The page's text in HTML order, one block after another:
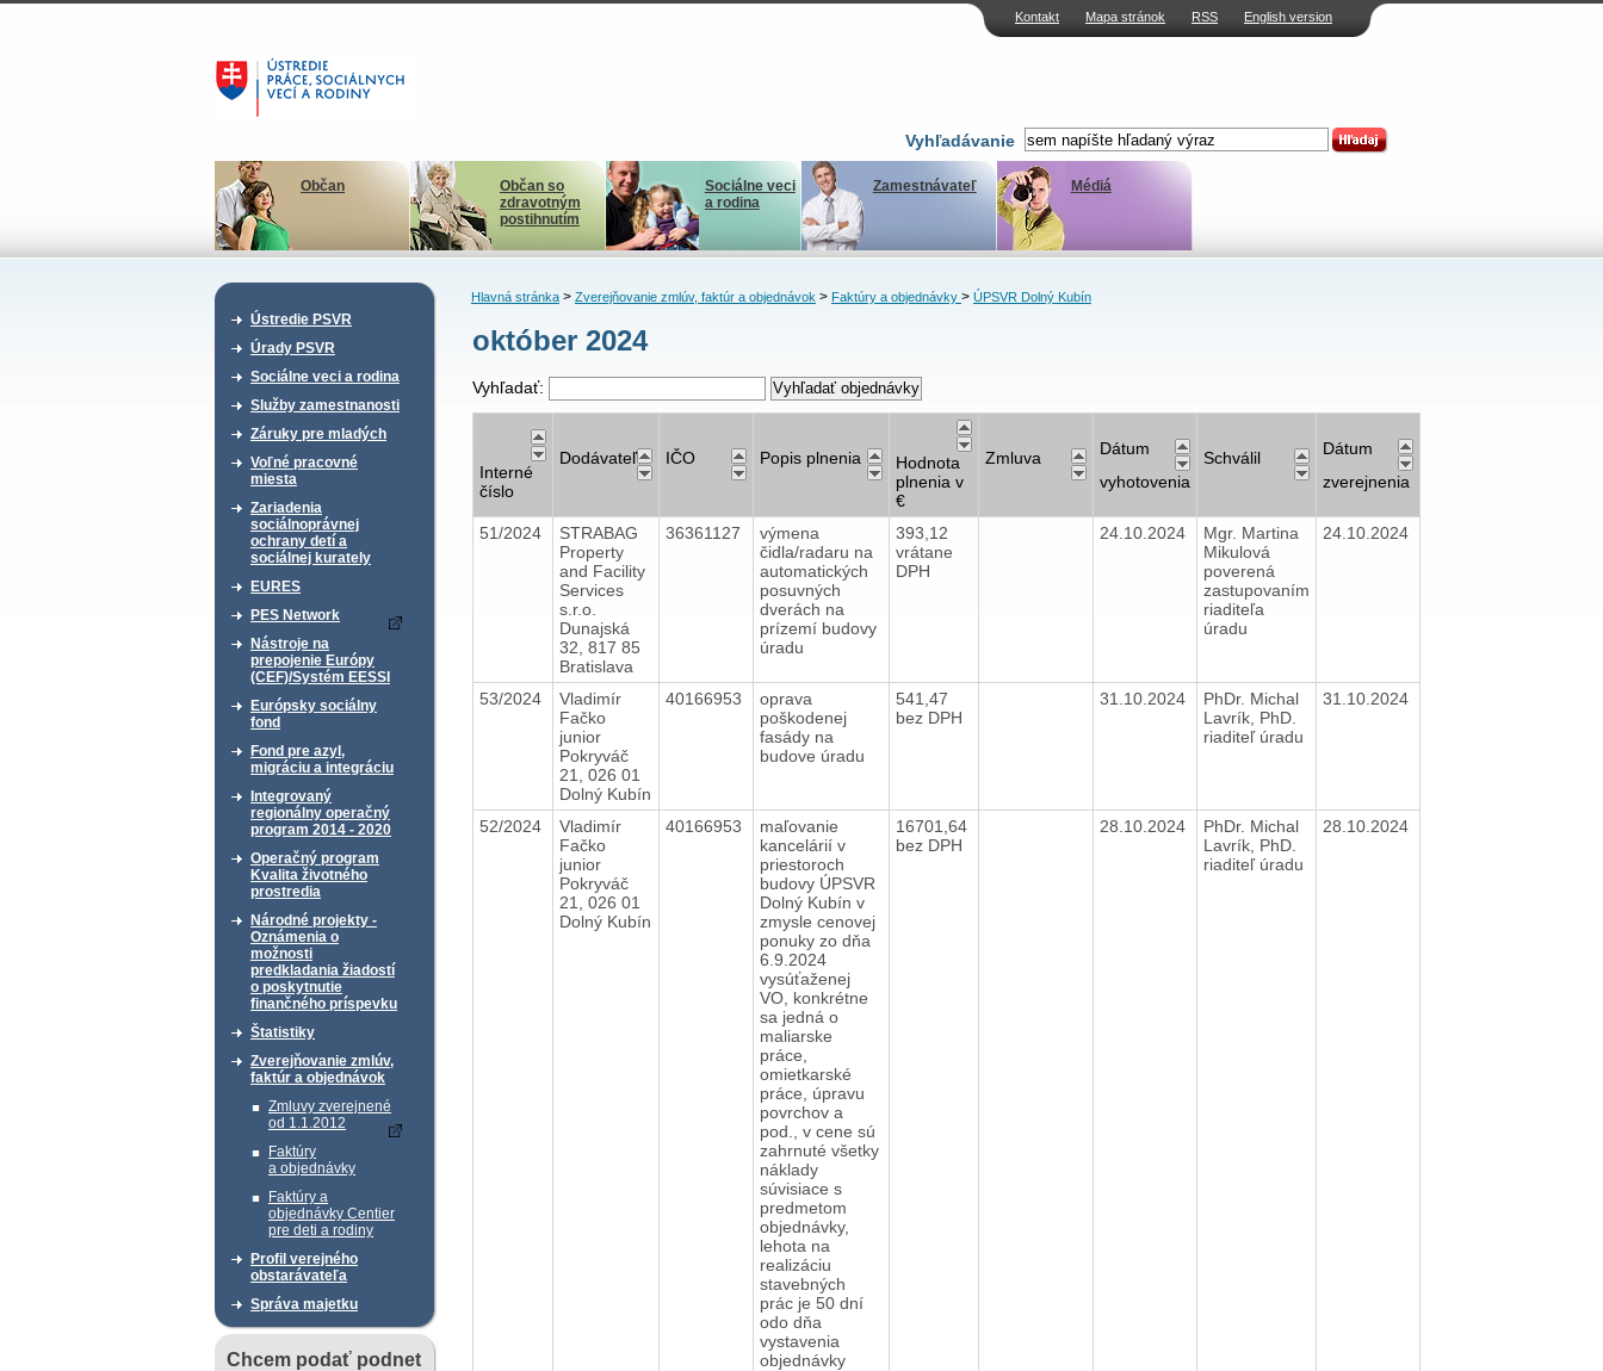
Kontakt Mapa stránok RSS English version
Vyhľadávanie
Občan
Občan so
zdravotným
postihnutím
Sociálne veci
a rodina
Zamestnávateľ Médiá
Ústredie PSVR
Úrady PSVR
Sociálne veci a rodina
Služby zamestnanosti
Záruky pre mladých
Voľné pracovné
miesta
Zariadenia
sociálnoprávnej
ochrany detí a
sociálnej kurately
EURES
PES Network
Nástroje na
prepojenie Európy
(CEF)/Systém EESSI
Európsky sociálny
fond
Fond pre azyl,
migráciu a integráciu
Integrovaný
regionálny operačný
program 2014 - 2020
Operačný program
Kvalita životného
prostredia
Národné projekty -
Oznámenia o
možnosti
predkladania žiadostí
o poskytnutie
finančného príspevku
Štatistiky
Zverejňovanie zmlúv,
faktúr a objednávok
Zmluvy zverejnené
od 1.1.2012
Faktúry
a objednávky
Faktúry a
objednávky Centier
pre deti a rodiny
Profil verejného
obstarávateľa
Správa majetku
Chcem podať podnet
Hlavná stránka> Zverejňovanie zmlúv, faktúr a objednávok> Faktúry a objednávky > ÚPSVR Dolný Kubín
október 2024
Vyhľadať:
Interné
číslo
Dodávateľ IČO Popis plnenia
Hodnota
plnenia v
€
Zmluva
Dátum
vyhotovenia
Schválil
Dátum
zverejnenia
51/2024
STRABAG
Property
and Facility
Services
s.r.o.
Dunajská
32, 817 85
Bratislava
36361127
výmena
čidla/radaru na
automatických
posuvných
dverách na
prízemí budovy
úradu
393,12
vrátane
DPH
24.10.2024
Mgr. Martina
Mikulová
poverená
zastupovaním
riaditeľa
úradu
24.10.2024
53/2024
Vladimír
Fačko
junior
Pokryváč
21, 026 01
Dolný Kubín
40166953
oprava
poškodenej
fasády na
budove úradu
541,47
bez DPH
31.10.2024
PhDr. Michal
Lavrík, PhD.
riaditeľ úradu
31.10.2024
52/2024
Vladimír
Fačko
junior
Pokryváč
21, 026 01
Dolný Kubín
40166953
maľovanie
kancelárií v
priestoroch
budovy ÚPSVR
Dolný Kubín v
zmysle cenovej
ponuky zo dňa
6.9.2024
vysúťaženej
VO, konkrétne
sa jedná o
maliarske
práce,
omietkarské
práce, úpravu
povrchov a
pod., v cene sú
zahrnuté všetky
náklady
súvisiace s
predmetom
objednávky,
lehota na
realizáciu
stavebných
prác je 50 dní
odo dňa
vystavenia
objednávky
16701,64
bez DPH
28.10.2024
PhDr. Michal
Lavrík, PhD.
riaditeľ úradu
28.10.2024